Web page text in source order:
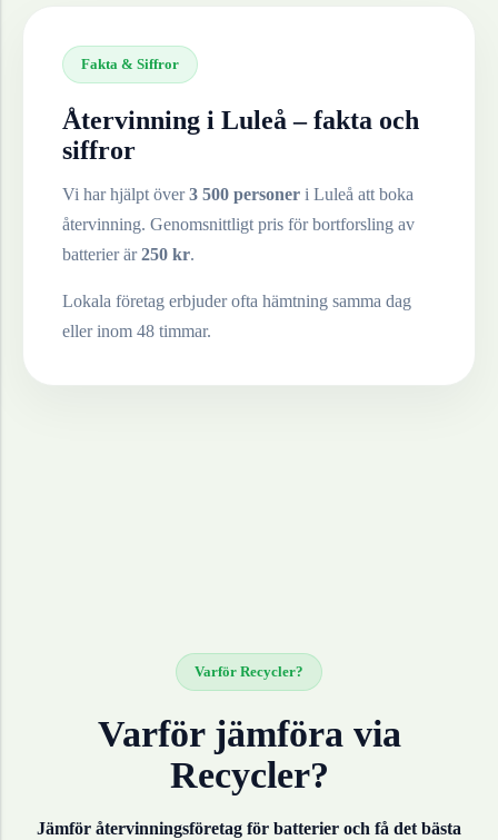
Fakta & Siffror
Återvinning i Luleå – fakta och
siffror
Vi har hjälpt över3 500 personer i Luleå att boka
återvinning. Genomsnittligt pris för bortforsling av
batterierär250 kr.
Lokala företag erbjuder ofta hämtning samma dag
eller inom 48 timmar.
Varför Recycler?
Varför jämföra via
Recycler?
Jämför återvinningsföretag för batterier och få det bästa